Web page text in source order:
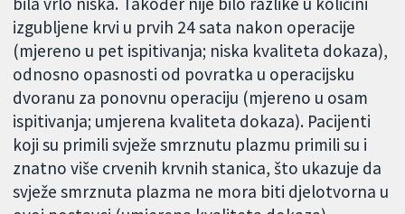
izgubljene krvi u prvih 24 sata nakon operacije
(mjereno u pet ispitivanja; niska kvaliteta dokaza),
odnosno opasnosti od povratka u operacijsku
dvoranu za ponovnu operaciju (mjereno u osam
ispitivanja; umjerena kvaliteta dokaza). Pacijenti
koji su primili svježe smrznutu plazmu primili su i
znatno više crvenih krvnih stanica, što ukazuje da
svježe smrznuta plazma ne mora biti djelotvorna u